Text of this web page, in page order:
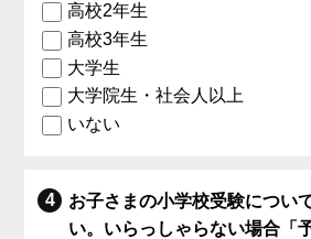
高校2年生
高校3年生
大学生
大学院生・社会人以上
いない
お子さまの小学校受験につい
い。いらっしゃらない場合「